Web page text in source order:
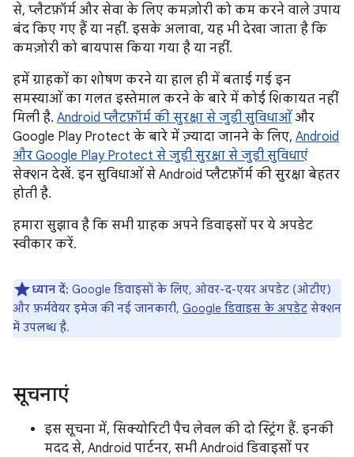
से, प्लैटफ़ॉर्म और सेवा के लिए कमज़ोरी को कम करने वाले उपाय
बंद किए गए हैं या नहीं. इसके अलावा, यह भी देखा जाता है कि
कमज़ोरी को बायपास किया गया है या नहीं.
हमें ग्राहकों का शोषण करने या हाल ही में बताई गई इन
समस्याओं का गलत इस्तेमाल करने के बारे में कोई शिकायत नहीं
मिली है. Android प्लैटफ़ॉर्म की सुरक्षा से जुड़ी सुविधाओं और
Google Play Protect के बारे में ज़्यादा जानने के लिए, Android
और Google Play Protect से जुड़ी सुरक्षा से जुड़ी सुविधाएं
सेक्शन देखें. इन सुविधाओं से Android प्लैटफ़ॉर्म की सुरक्षा बेहतर
होती है.
हमारा सुझाव है कि सभी ग्राहक अपने डिवाइसों पर ये अपडेट
स्वीकार करें.
ध्यान दें: Google डिवाइसों के लिए, ओवर-द-एयर अपडेट (ओटीए)
और फ़र्मवेयर इमेज की नई जानकारी, Google डिवाइस के अपडेट सेक्शन
में उपलब्ध है.
सूचनाएं
इस सूचना में, सिक्योरिटी पैच लेवल की दो स्ट्रिंग हैं. इनकी
मदद से, Android पार्टनर, सभी Android डिवाइसों पर